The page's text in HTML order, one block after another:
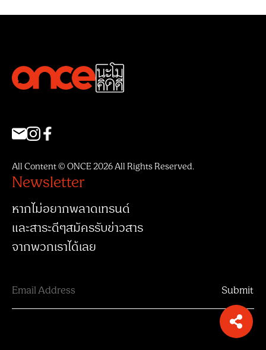
All Content © ONCE 2026 All Rights Reserved.
Newsletter
หากไม่อยากพลาดเทรนด์
และสาระดีๆสมัครรับข่าวสาร
จากพวกเราได้เลย